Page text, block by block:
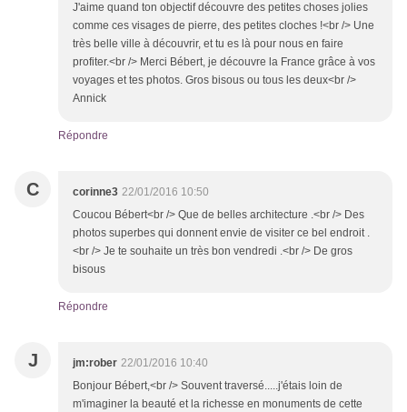
J'aime quand ton objectif découvre des petites choses jolies
comme ces visages de pierre, des petites cloches !<br /> Une
très belle ville à découvrir, et tu es là pour nous en faire
profiter.<br /> Merci Bébert, je découvre la France grâce à vos
voyages et tes photos. Gros bisous ou tous les deux<br />
Annick
Répondre
C corinne3 22/01/2016 10:50
Coucou Bébert<br /> Que de belles architecture .<br /> Des
photos superbes qui donnent envie de visiter ce bel endroit .
<br /> Je te souhaite un très bon vendredi .<br /> De gros
bisous
Répondre
J jm:rober 22/01/2016 10:40
Bonjour Bébert,<br /> Souvent traversé.....j'étais loin de
m'imaginer la beauté et la richesse en monuments de cette